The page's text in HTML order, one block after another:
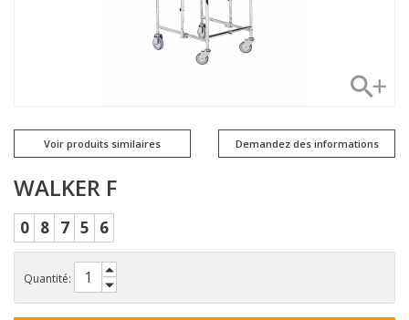
Voir produits similaires Demandez des informations
WALKER F
0 8 7 5 6
Quantité: